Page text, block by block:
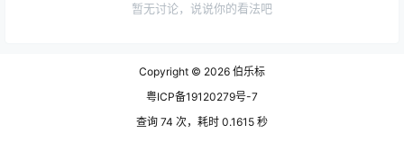
暂无讨论，说说你的看法吧
Copyright © 2026 伯乐标
粤ICP备19120279号-7
查询 74 次，耗时 0.1615 秒